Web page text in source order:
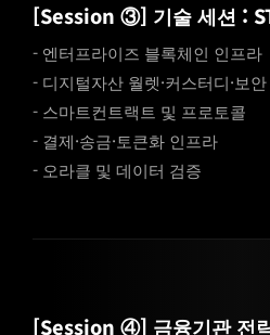
[Session ③] 기술 세션 :
- 엔터프라이즈 블록체인 인프라
- 디지털자산 월렛·커스터디·보안
- 스마트컨트랙트 및 프로토콜
- 결제·송금·토큰화 인프라
- 오라클 및 데이터 검증
[Session ④] 금융기관 전